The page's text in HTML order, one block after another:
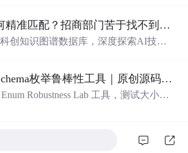
解决方案，推动科技创新与产业创新产业招商如何精准匹配？招商部门苦于找不到符合产业链补链强链方向的目标企业怎么办？.
创知识图谱数据库，深度探索AI技术
解决方案，推动科技创新与产业创新大模型工具Schema枚举鲁棒性工具｜原创源码+测试+离线报告
Robustness Lab 工具，测试大小
离线 HTML/JSON/SVG 报告、1080×720
README、运行说明、功能清单、MIT